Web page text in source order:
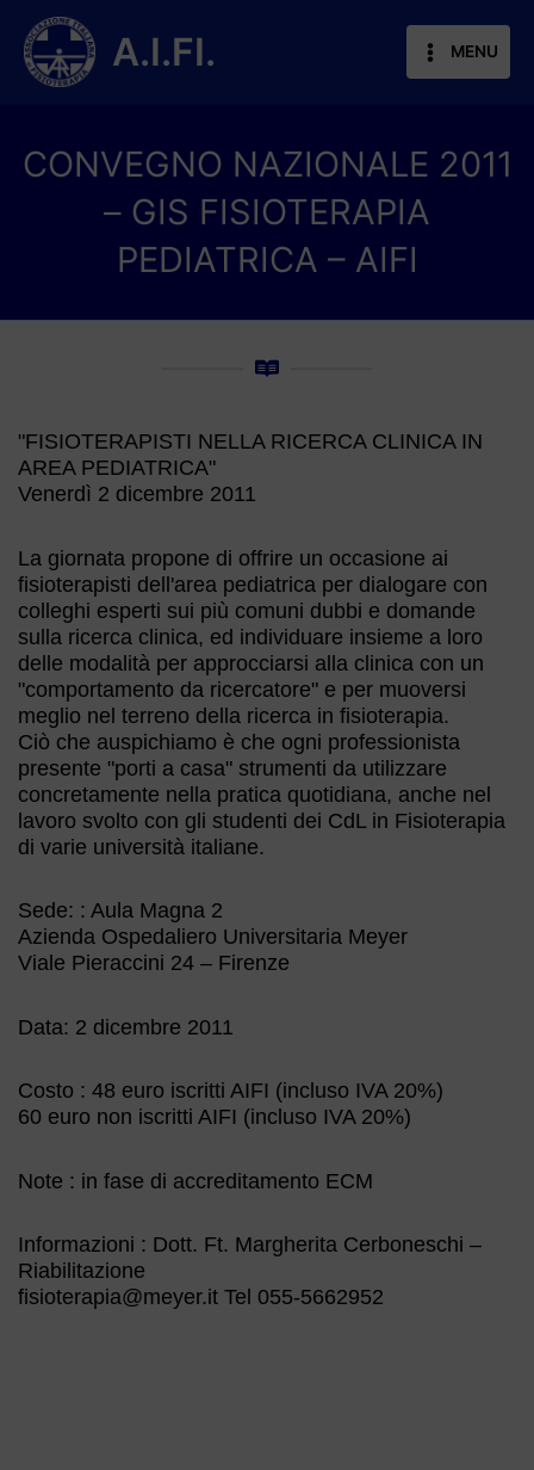
contenuto
A.I.FI. MENU
CONVEGNO NAZIONALE 2011
– GIS FISIOTERAPIA
PEDIATRICA – AIFI
"FISIOTERAPISTI NELLA RICERCA CLINICA IN
AREA PEDIATRICA"
Venerdì 2 dicembre 2011
La giornata propone di offrire un occasione ai
fisioterapisti dell'area pediatrica per dialogare con
colleghi esperti sui più comuni dubbi e domande
sulla ricerca clinica, ed individuare insieme a loro
delle modalità per approcciarsi alla clinica con un
"comportamento da ricercatore" e per muoversi
meglio nel terreno della ricerca in fisioterapia.
Ciò che auspichiamo è che ogni professionista
presente "porti a casa" strumenti da utilizzare
concretamente nella pratica quotidiana, anche nel
lavoro svolto con gli studenti dei CdL in Fisioterapia
di varie università italiane.
Sede: : Aula Magna 2
Azienda Ospedaliero Universitaria Meyer
Viale Pieraccini 24 – Firenze
Data: 2 dicembre 2011
Costo : 48 euro iscritti AIFI (incluso IVA 20%)
60 euro non iscritti AIFI (incluso IVA 20%)
Note : in fase di accreditamento ECM
Informazioni : Dott. Ft. Margherita Cerboneschi –
Riabilitazione
fisioterapia@meyer.it Tel 055-5662952